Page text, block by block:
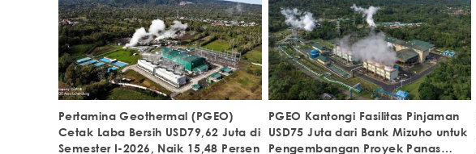
Pertamina Geothermal (PGEO)
Cetak Laba Bersih USD79,62 Juta di
Semester I-2026, Naik 15,48 Persen
PGEO Kantongi Fasilitas Pinjaman
USD75 Juta dari Bank Mizuho untuk
Pengembangan Proyek Panas